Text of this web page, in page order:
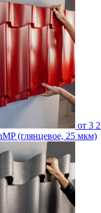
от 3
(глянцевое, 25 мкм)